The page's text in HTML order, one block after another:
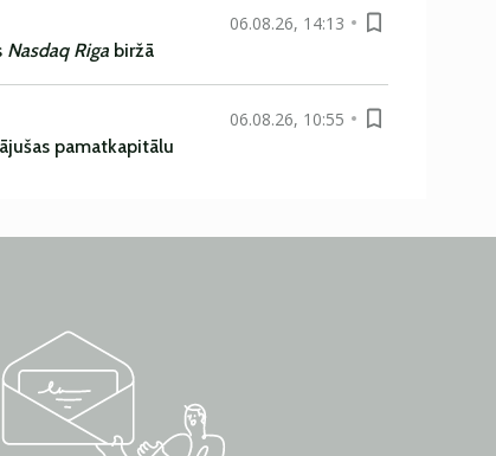
06.08.26, 14:13
Nasdaq Riga biržā
06.08.26, 10:55
pamatkapitālu